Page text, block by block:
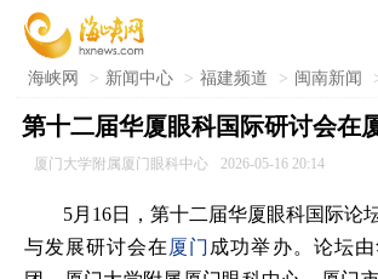
海峡网 > 新闻中心 > 福建频道 > 闽南新闻
第十二届华厦眼科国际研讨会在
厦门大学附属厦门眼科中心 2026-05-16 20:14
5月16日，第十二届华厦眼科国际论
与发展研讨会在 厦门 成功举办。论坛